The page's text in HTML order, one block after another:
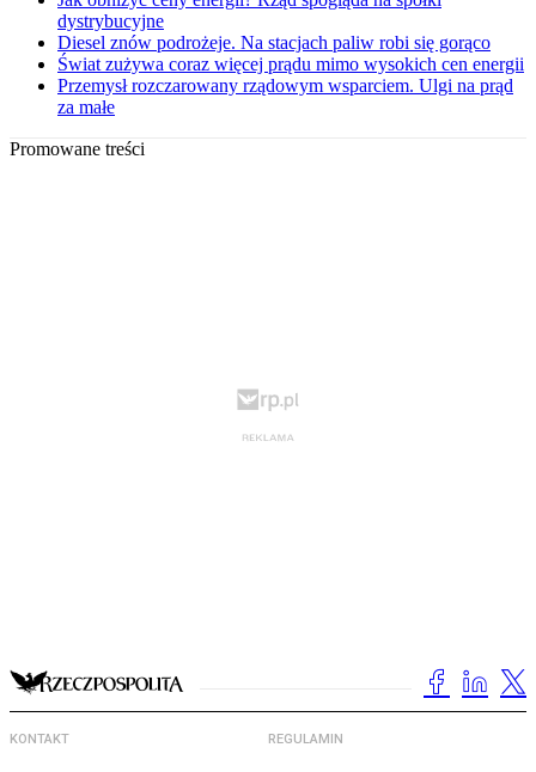
dystrybucyjne
Diesel znów podrożeje. Na stacjach paliw robi się gorąco
Świat zużywa coraz więcej prądu mimo wysokich cen energii
Przemysł rozczarowany rządowym wsparciem. Ulgi na prąd
za małe
Promowane treści
KONTAKT REGULAMIN